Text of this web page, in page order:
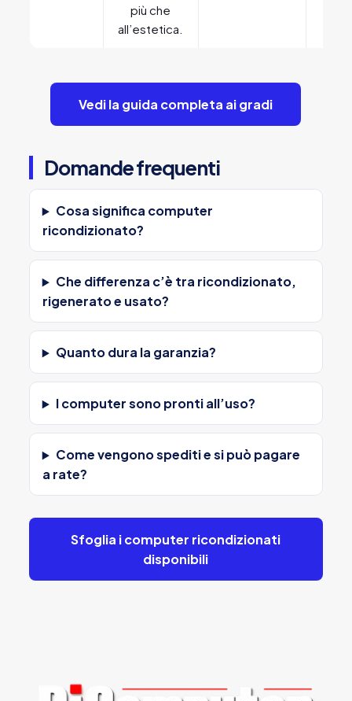
più che
all’estetica.
Vedi la guida completa ai gradi
Domande frequenti
Cosa significa computer
ricondizionato?
Che differenza c’è tra ricondizionato,
rigenerato e usato?
Quanto dura la garanzia?
I computer sono pronti all’uso?
Come vengono spediti e si può pagare
a rate?
Sfoglia i computer ricondizionati
disponibili